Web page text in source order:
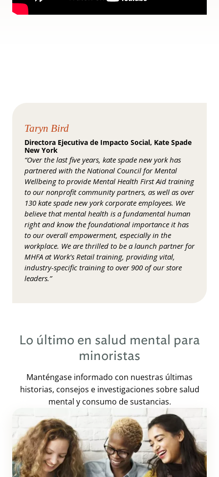
Taryn Bird
Directora Ejecutiva de Impacto Social, Kate Spade
New York
“Over the last five years, kate spade new york has
partnered with the National Council for Mental
Wellbeing to provide Mental Health First Aid training
to our nonprofit community partners, as well as over
130 kate spade new york corporate employees. We
believe that mental health is a fundamental human
right and know the foundational importance it has
to our overall empowerment, especially in the
workplace. We are thrilled to be a launch partner for
MHFA at Work’s Retail training, providing vital,
industry-specific training to over 900 of our store
leaders.”
Lo último en salud mental para
minoristas
Manténgase informado con nuestras últimas
historias, consejos e investigaciones sobre salud
mental y consumo de sustancias.